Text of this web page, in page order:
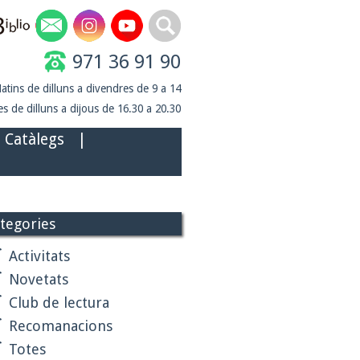
971 36 91 90
de dilluns a divendres de 9 a 14
de dilluns a dijous de 16.30 a 20.30
Catàlegs
Activitats
Novetats
Club de lectura
Recomanacions
Totes